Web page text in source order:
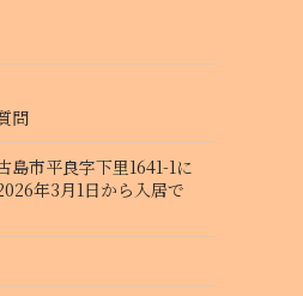
問
島市平良字下里1641-1に
年3月1日から入居で